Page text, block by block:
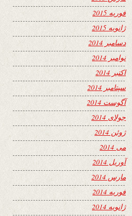
فوریه 2015
ژانویه 2015
دسامبر 2014
نوامبر 2014
اکتبر 2014
سپتامبر 2014
آگوست 2014
جولای 2014
ژوئن 2014
می 2014
آوریل 2014
مارس 2014
فوریه 2014
ژانویه 2014